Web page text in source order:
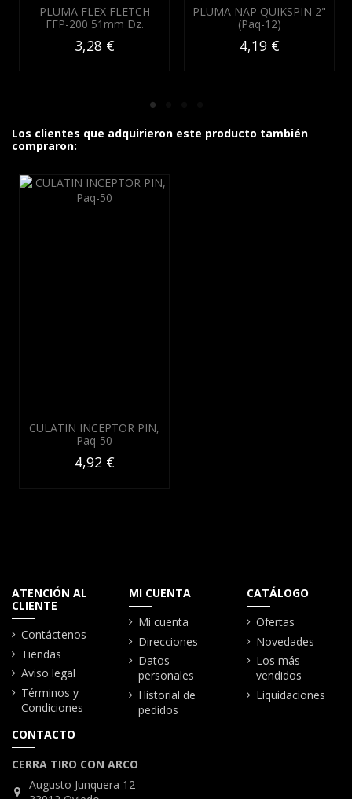
PLUMA FLEX FLETCH
FFP-200 51mm Dz.
3,28 €
PLUMA NAP QUIKSPIN 2"
(Paq-12)
4,19 €
Los clientes que adquirieron este producto también
compraron:
CULATIN INCEPTOR PIN,
Paq-50
4,92 €
ATENCIÓN AL
CLIENTE
Contáctenos
Tiendas
Aviso legal
Términos y
Condiciones
MI CUENTA
Mi cuenta
Direcciones
Datos
personales
Historial de
pedidos
CATÁLOGO
Ofertas
Novedades
Los más
vendidos
Liquidaciones
CONTACTO
CERRA TIRO CON ARCO
Augusto Junquera 12